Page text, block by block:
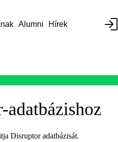
Alumni Hírek
adatbázishoz
Disruptor adatbázisát.